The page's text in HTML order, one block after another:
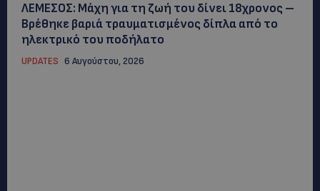
ΛΕΜΕΣΟΣ: Μάχη για τη ζωή του δίνει 18χρονος –
Βρέθηκε βαριά τραυματισμένος δίπλα από το
ηλεκτρικό του ποδήλατο
UPDATES 6 Αυγούστου, 2026